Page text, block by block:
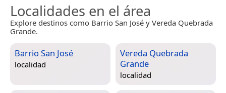
Localidades en el área
Explore destinos como Barrio San José y Vereda Quebrada
Grande.
Barrio San José
localidad
Vereda Quebrada
Grande
localidad